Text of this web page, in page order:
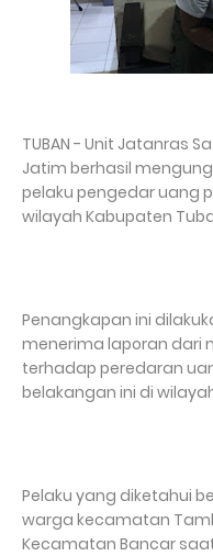
TUBAN - Unit Jatanras
Jatim berhasil
pelaku pengedar uang
wilayah Kabupaten
Penangkapan ini
menerima laporan dari
terhadap peredaran
belakangan ini di
Pelaku yang diketahui
warga kecamatan
Kecamatan Bancar